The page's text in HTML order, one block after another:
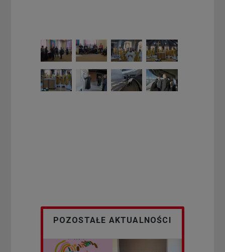
POZOSTAŁE AKTUALNOŚCI